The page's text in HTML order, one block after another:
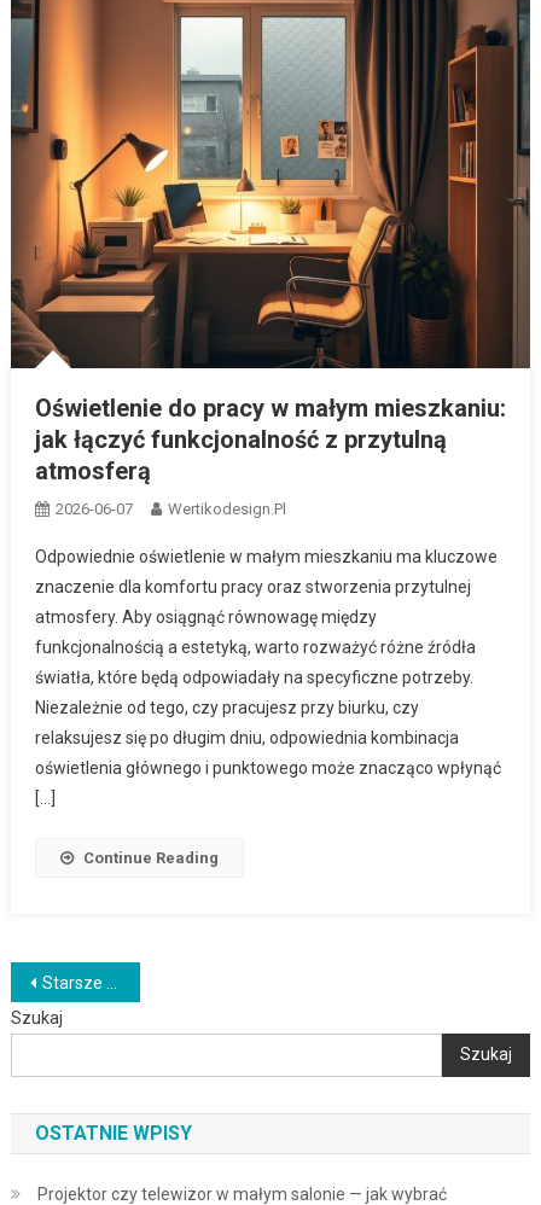
Oświetlenie do pracy w małym mieszkaniu:
jak łączyć funkcjonalność z przytulną
atmosferą
2026-06-07 Wertikodesign.pl
Odpowiednie oświetlenie w małym mieszkaniu ma kluczowe
znaczenie dla komfortu pracy oraz stworzenia przytulnej
atmosfery. Aby osiągnąć równowagę między
funkcjonalnością a estetyką, warto rozważyć różne źródła
światła, które będą odpowiadały na specyficzne potrzeby.
Niezależnie od tego, czy pracujesz przy biurku, czy
relaksujesz się po długim dniu, odpowiednia kombinacja
oświetlenia głównego i punktowego może znacząco wpłynąć
[…]
Continue Reading
Nawigacja
po
wpisach
Starsze wpisy
Szukaj
Szukaj
OSTATNIE WPISY
Projektor czy telewizor w małym salonie — jak wybrać